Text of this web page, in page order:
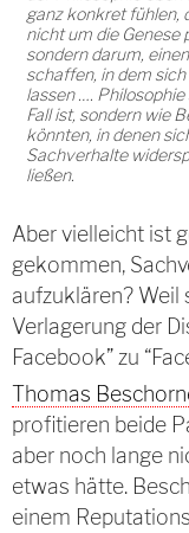
ganz konkret fühlen,
nicht um die Genese
sondern darum,
schaffen, in dem
lassen ….
Fall ist, sondern wie
könnten, in denen
Sachverhalte
ließen.
Aber vielleicht ist
gekommen,
aufzuklären? Weil
Verlagerung der
Facebook” zu
Thomas
profitieren beide
aber noch lange
etwas hätte.
einem